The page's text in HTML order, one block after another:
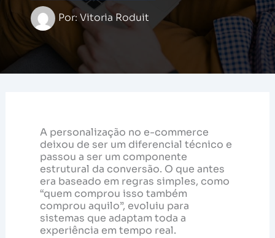
Por:Vitoria Roduit
A personalização no e-commerce
deixou de ser um diferencial técnico e
passou a ser um componente
estrutural da conversão. O que antes
era baseado em regras simples, como
“quem comprou isso também
comprou aquilo”, evoluiu para
sistemas que adaptam toda a
experiência em tempo real.